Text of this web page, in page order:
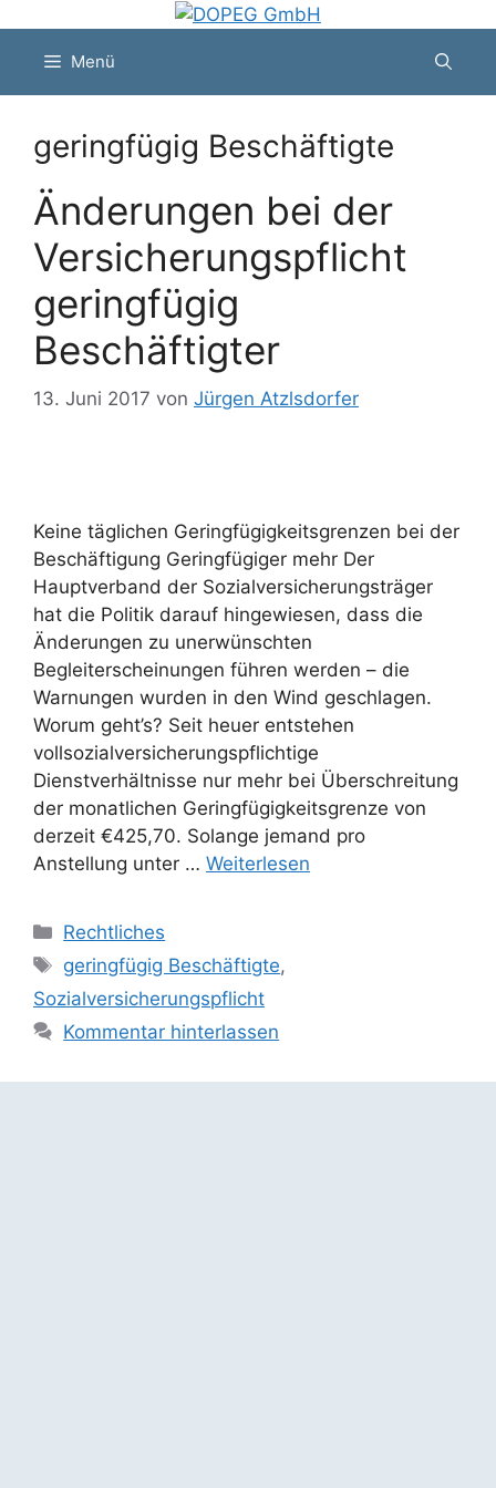
springenMenü
geringfügig Beschäftigte
Änderungen bei der
Versicherungspflicht
geringfügig
Beschäftigter
13. Juni 2017 von Jürgen Atzlsdorfer
Keine täglichen Geringfügigkeitsgrenzen bei der
Beschäftigung Geringfügiger mehr Der
Hauptverband der Sozialversicherungsträger
hat die Politik darauf hingewiesen, dass die
Änderungen zu unerwünschten
Begleiterscheinungen führen werden – die
Warnungen wurden in den Wind geschlagen.
Worum geht’s? Seit heuer entstehen
vollsozialversicherungspflichtige
Dienstverhältnisse nur mehr bei Überschreitung
der monatlichen Geringfügigkeitsgrenze von
derzeit €425,70. Solange jemand pro
Anstellung unter … Weiterlesen
Kategorien
Rechtliches
Schlagwörter
geringfügig Beschäftigte,
Sozialversicherungspflicht
Kommentar hinterlassen